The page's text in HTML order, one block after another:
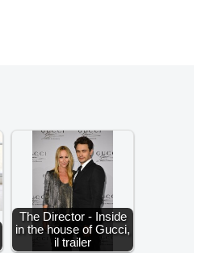
The Director - Inside
in the house of Gucci,
il trailer